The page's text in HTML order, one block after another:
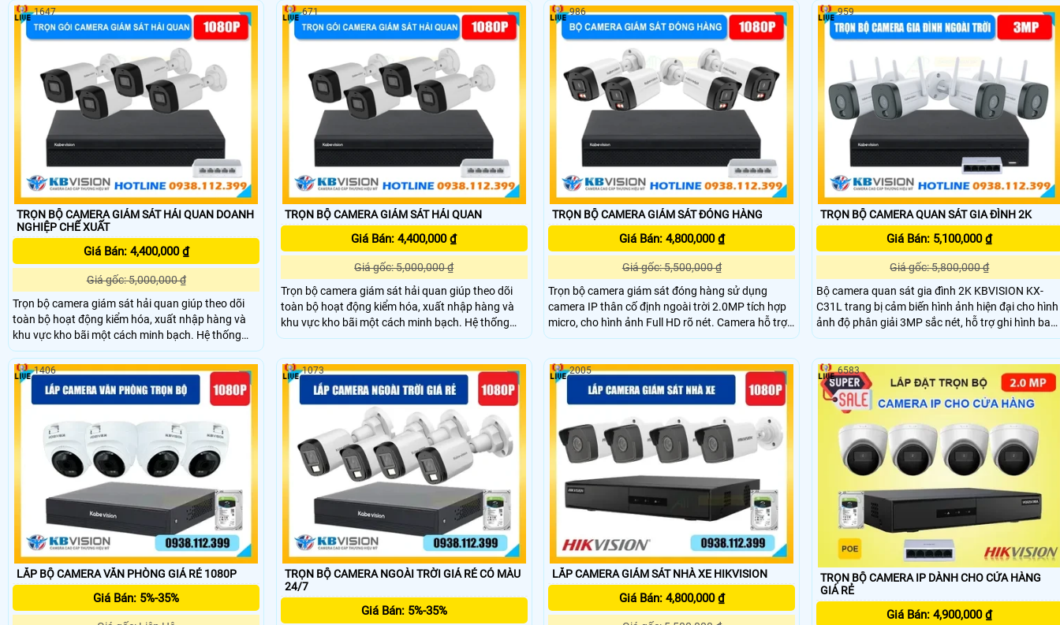
năng thu âm đáng quan tâm, giúp người dùng dễ
dàng ghi lại âm thanh trong quá trình giám sát
trữ 4 kênh và đã bảo gồm ổ cưng lưu trữ hình ảnh
với dung lượng 500Gb
ấm và hồng ngoại tầm xa 30m, thiết bị đảm bảo
quan sát ngày đêm. Tích hợp các tính năng như
phát hiện người, xe, âm thanh bất thường, cùng
đàm thoại hai chiều.
ổn định.
TRỌN BỘ CAMERA GIÁM SÁT HẢI QUAN DOANH
NGHIỆP CHẾ XUẤT
Giá Bán: 4,400,000 ₫
Giá gốc: 5,000,000 ₫
Trọn bộ camera giám sát hải quan giúp theo dõi
toàn bộ hoạt động kiểm hóa, xuất nhập hàng và
khu vực kho bãi một cách minh bạch. Hệ thống
camera ghi hình rõ nét ngày đêm, hỗ trợ lưu trữ và
truy xuất dữ liệu nhanh chóng, giúp cơ quan quản
lý và doanh nghiệp kiểm soát quy trình hàng hóa
hiệu quả.
1647
TRỌN BỘ CAMERA GIÁM SÁT HẢI QUAN
Giá Bán: 4,400,000 ₫
Giá gốc: 5,000,000 ₫
Trọn bộ camera giám sát hải quan giúp theo dõi
toàn bộ hoạt động kiểm hóa, xuất nhập hàng và
khu vực kho bãi một cách minh bạch. Hệ thống
camera ghi hình rõ nét ngày đêm, hỗ trợ lưu trữ và
lý và doanh nghiệp kiểm soát quy trình hàng hóa
hiệu quả.
671
TRỌN BỘ CAMERA GIÁM SÁT ĐÓNG HÀNG
Giá Bán: 4,800,000 ₫
Giá gốc: 5,500,000 ₫
Trọn bộ camera giám sát đóng hàng sử dụng
camera IP thân cố định ngoài trời 2.0MP tích hợp
micro, cho hình ảnh Full HD rõ nét. Camera hỗ trợ
chuẩn nén H.265+, ống kính 3.6mm góc nhìn rộng.
15m giúp quan sát ngày đêm, hỗ trợ phát hiện con
người hiệu quả.
986
TRỌN BỘ CAMERA QUAN SÁT GIA ĐÌNH 2K
Giá Bán: 5,100,000 ₫
Giá gốc: 5,800,000 ₫
Bộ camera quan sát gia đình 2K KBVISION KX-
C31L trang bị cảm biến hình ảnh hiện đại cho hình
ảnh độ phân giải 3MP sắc nét, hỗ trợ ghi hình ban
đêm có màu, phát hiện con người và phương tiện
báo động còi hú, giúp bảo vệ không gian sống an
toàn 24/7 phù hợp cho mọi gia đình.
959
LẮP BỘ CAMERA VĂN PHÒNG GIÁ RẺ 1080P
Giá Bán: 5%-35%
1406
TRỌN BỘ CAMERA NGOÀI TRỜI GIÁ RẺ CÓ MÀU
24/7
Giá Bán: 5%-35%
1073
LẮP CAMERA GIÁM SÁT NHÀ XE HIKVISION
Giá Bán: 4,800,000 ₫
2005
TRỌN BỘ CAMERA IP DÀNH CHO CỬA HÀNG
GIÁ RẺ
Giá Bán: 4,900,000 ₫
6583